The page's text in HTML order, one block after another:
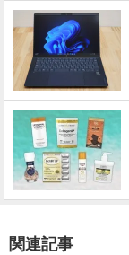
関連記事